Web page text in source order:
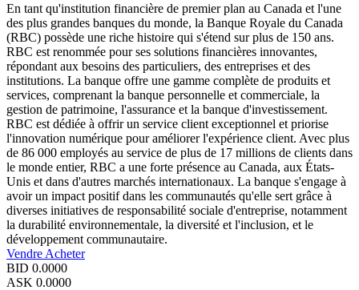
En tant qu'institution financière de premier plan au Canada et l'une
des plus grandes banques du monde, la Banque Royale du Canada
(RBC) possède une riche histoire qui s'étend sur plus de 150 ans.
RBC est renommée pour ses solutions financières innovantes,
répondant aux besoins des particuliers, des entreprises et des
institutions. La banque offre une gamme complète de produits et
services, comprenant la banque personnelle et commerciale, la
gestion de patrimoine, l'assurance et la banque d'investissement.
RBC est dédiée à offrir un service client exceptionnel et priorise
l'innovation numérique pour améliorer l'expérience client. Avec plus
de 86 000 employés au service de plus de 17 millions de clients dans
le monde entier, RBC a une forte présence au Canada, aux États-
Unis et dans d'autres marchés internationaux. La banque s'engage à
avoir un impact positif dans les communautés qu'elle sert grâce à
diverses initiatives de responsabilité sociale d'entreprise, notamment
la durabilité environnementale, la diversité et l'inclusion, et le
développement communautaire.
Vendre Acheter
BID 0.0000
ASK 0.0000